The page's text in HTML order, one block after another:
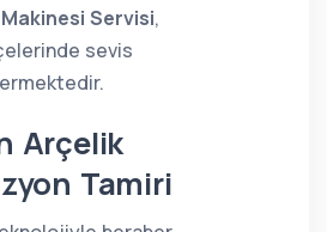
Servisi,
sevis
Arçelik
Tamiri